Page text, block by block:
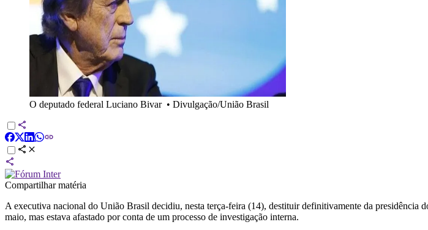
O deputado federal Luciano Bivar• Divulgação/União Brasil
Compartilhar matéria
A executiva nacional do União Brasil decidiu, nesta terça-feira (14), destituir definitivamente da
maio, mas estava afastado por conta de um processo de investigação interna.